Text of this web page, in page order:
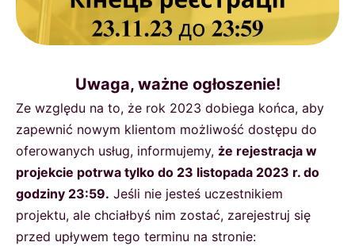
Uwaga, ważne ogłoszenie!
Ze względu na to, że rok 2023 dobiega końca, aby
zapewnić nowym klientom możliwość dostępu do
oferowanych usług, informujemy, że rejestracja w
projekcie potrwa tylko do 23 listopada 2023 r. do
godziny 23:59. Jeśli nie jesteś uczestnikiem
projektu, ale chciałbyś nim zostać, zarejestruj się
przed upływem tego terminu na stronie: